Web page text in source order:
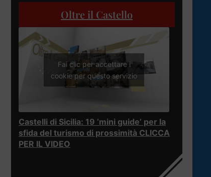
Oltre il Castello
Fai clic per accettare i
cookie per questo servizio
Castelli di Sicilia: 19 ‘mini guide’ per la
sfida del turismo di prossimità CLICCA
PER IL VIDEO